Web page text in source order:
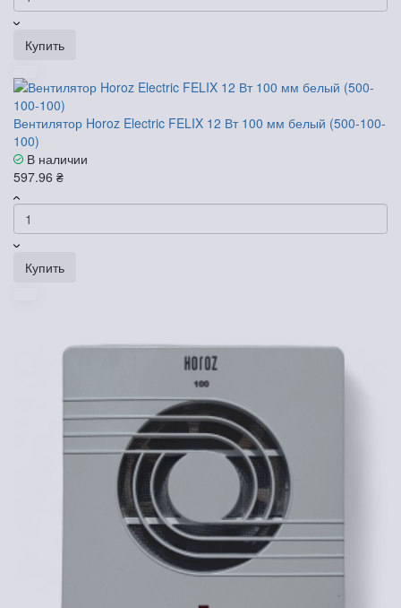
Купить
Вентилятор Horoz Electric FELIX 12 Вт 100 мм белый (500-100-
100)
В наличии
597.96 ₴
Купить